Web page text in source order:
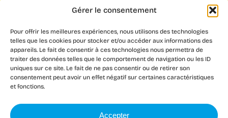
Gérer le consentement
Pour offrir les meilleures expériences, nous utilisons des technologies
telles que les cookies pour stocker et/ou accéder aux informations des
appareils. Le fait de consentir à ces technologies nous permettra de
traiter des données telles que le comportement de navigation ou les ID
uniques sur ce site. Le fait de ne pas consentir ou de retirer son
consentement peut avoir un effet négatif sur certaines caractéristiques
et fonctions.
Accepter